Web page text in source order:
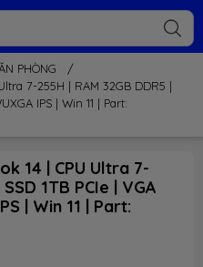
PHÒNG
/
7-255H | RAM 32GB DDR5 |
IPS | Win 11 | Part:
14 | CPU Ultra 7-
1TB PCIe | VGA
| Win 11 | Part: